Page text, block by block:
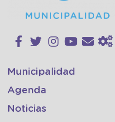
Municipalidad
Agenda
Noticias